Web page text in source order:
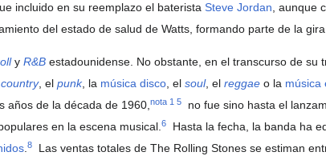
incluido en su reemplazo el baterista Steve Jordan, aunque
del estado de salud de Watts, formando parte de la
y R&B estadounidense. No obstante, en el transcurso de
country, el punk, la música disco, el soul, el reggae o la música
años de la década de 1960,nota 1 5
no fue sino hasta el
en la escena musical.6
Hasta la fecha, la banda ha
.8
Las ventas totales de The Rolling Stones se estiman